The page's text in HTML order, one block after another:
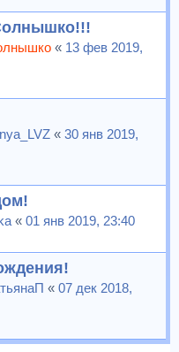
« 13 фев 2019,
« 30 янв 2019,
« 01 янв 2019, 23:40
« 07 дек 2018,